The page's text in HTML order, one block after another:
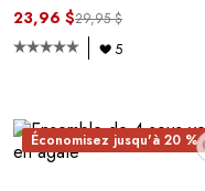
23,96 $29,95 $
5
Économisez jusqu'à 20 %